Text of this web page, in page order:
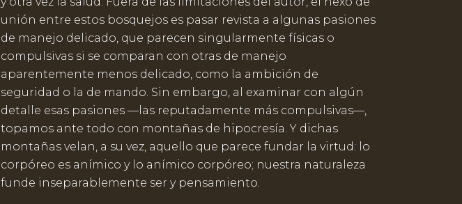
unión entre estos bosquejos es pasar revista a algunas pasiones
de manejo delicado, que parecen singularmente físicas o
compulsivas si se comparan con otras de manejo
aparentemente menos delicado, como la ambición de
seguridad o la de mando. Sin embargo, al examinar con algún
detalle esas pasiones —las reputadamente más compulsivas—,
topamos ante todo con montañas de hipocresía. Y dichas
montañas velan, a su vez, aquello que parece fundar la virtud: lo
corpóreo es anímico y lo anímico corpóreo; nuestra naturaleza
funde inseparablemente ser y pensamiento.